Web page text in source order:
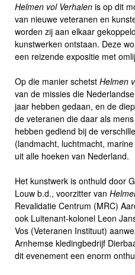
Helmen vol Verhalen is op dit
van nieuwe veteranen en
worden zij aan elkaar
kunstwerken ontstaan. Deze
een reizende expositie met
Op die manier schetst Helmen
van de missies die
jaar hebben gedaan, en de
de veteranen die daar als
hebben gediend bij de
(landmacht, luchtmacht,
uit alle hoeken van Nederland.
Het kunstwerk is onthuld door
Louw b.d., voorzitter van
Revalidatie Centrum (MRC)
ook Luitenant-kolonel Leon
Vos (Veteranen Instituut)
Arnhemse kledingbedrijf
dit evenement een enorm